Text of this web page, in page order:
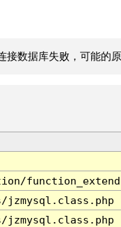
接数据库失败，可能的
jzmysql.class.php
jzmysql.class.php